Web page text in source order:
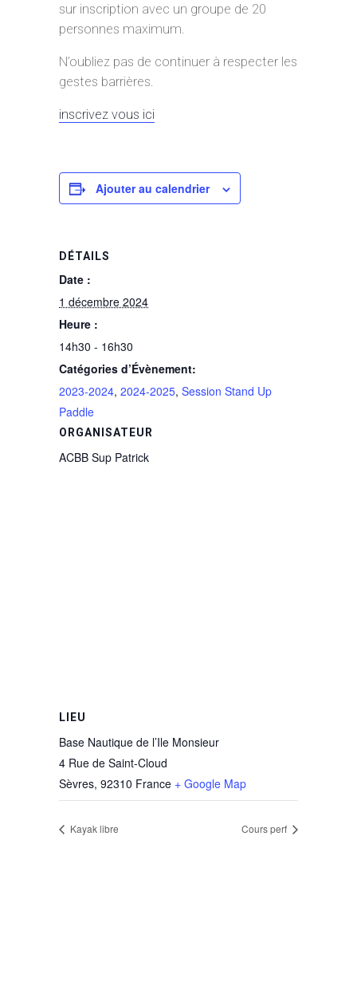
sur inscription avec un groupe de 20
personnes maximum.
N’oubliez pas de continuer à respecter les
gestes barrières.
inscrivez vous ici
Ajouter au calendrier
DÉTAILS
Date :
1 décembre 2024
Heure :
14h30 - 16h30
Catégories d’Évènement:
2023-2024, 2024-2025, Session Stand Up
Paddle
ORGANISATEUR
ACBB Sup Patrick
LIEU
Base Nautique de l’Ile Monsieur
4 Rue de Saint-Cloud
Sèvres, 92310 France + Google Map
Kayak libre Cours perf